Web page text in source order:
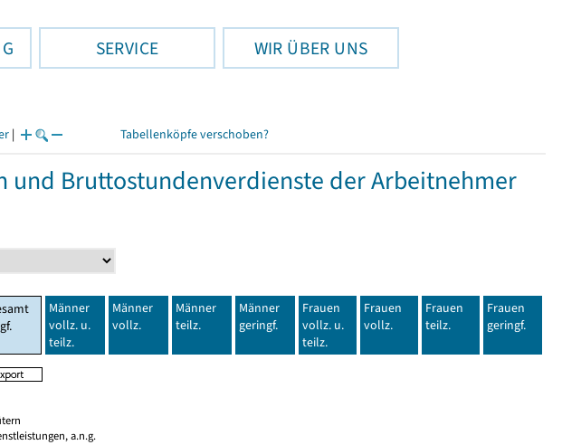
SERVICE WIR ÜBER UNS
| Tabellenköpfe verschoben?
und Bruttostundenverdienste der Arbeitnehmer
Männer
vollz. u.
teilz.
Männer
vollz.
Männer
teilz.
Männer
geringf.
Frauen
vollz. u.
teilz.
Frauen
vollz.
Frauen
teilz.
Frauen
geringf.
a.n.g.